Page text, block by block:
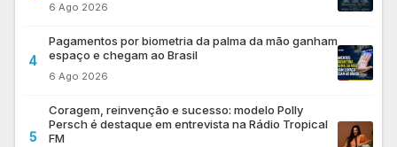
6 Ago 2026
4
Pagamentos por biometria da palma da mão ganham
espaço e chegam ao Brasil
6 Ago 2026
5
Coragem, reinvenção e sucesso: modelo Polly
Persch é destaque em entrevista na Rádio Tropical
FM